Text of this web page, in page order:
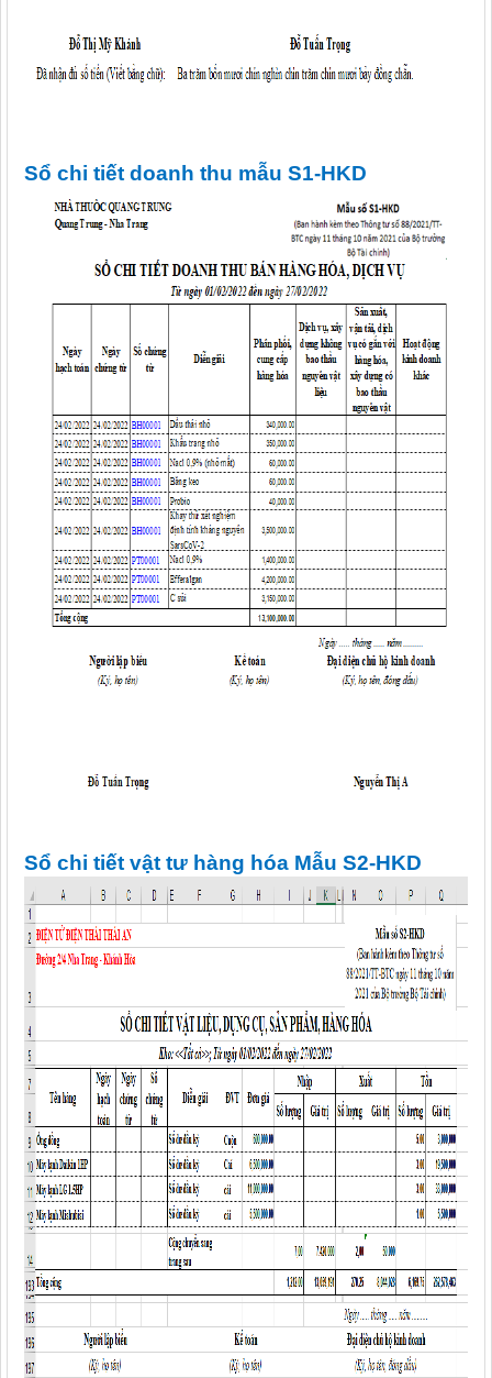
Sổ chi tiết doanh thu mẫu S1-HKD
Sổ chi tiết vật tư hàng hóa Mẫu S2-HKD